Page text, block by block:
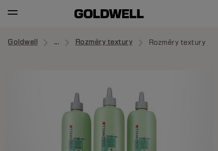
Goldwell ... Rozměry textury Rozměry textury